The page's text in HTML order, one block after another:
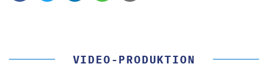
VIDEO-PRODUKTION